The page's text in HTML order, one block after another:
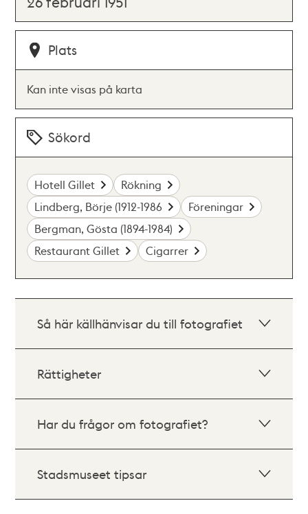
Plats
Kan inte visas på karta
Sökord
Hotell Gillet
Rökning
Lindberg, Börje (1912-1986
Föreningar
Bergman, Gösta (1894-1984)
Restaurant Gillet
Cigarrer
Så här källhänvisar du till fotografiet
Rättigheter
Har du frågor om fotografiet?
Stadsmuseet tipsar